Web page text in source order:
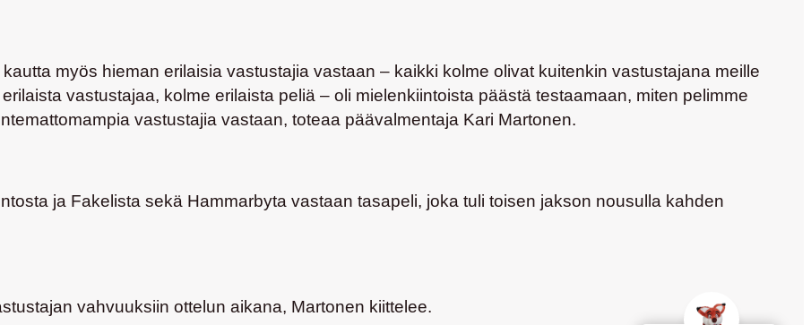
myös hieman erilaisia vastustajia vastaan – kaikki kolme olivat kuitenkin vastustajana meille
vastustajaa, kolme erilaista peliä – oli mielenkiintoista päästä testaamaan, miten pelimme
vastustajia vastaan, toteaa päävalmentaja Kari Martonen.
ja Fakelista sekä Hammarbyta vastaan tasapeli, joka tuli toisen jakson nousulla kahden
vahvuuksiin ottelun aikana, Martonen kiittelee.